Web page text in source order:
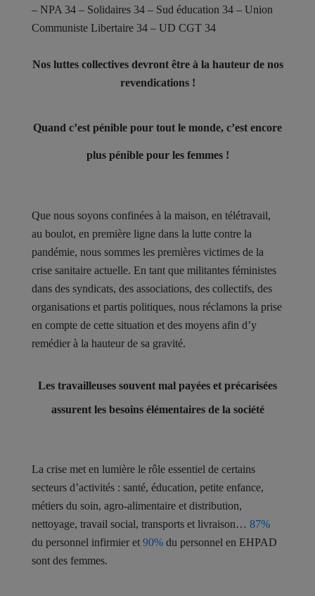
– NPA 34 – Solidaires 34 – Sud éducation 34 – Union
Communiste Libertaire 34 – UD CGT 34
Nos luttes collectives devront être à la hauteur de nos
revendications !
Quand c’est pénible pour tout le monde, c’est encore
plus pénible pour les femmes !
Que nous soyons confinées à la maison, en télétravail,
au boulot, en première ligne dans la lutte contre la
pandémie, nous sommes les premières victimes de la
crise sanitaire actuelle. En tant que militantes féministes
dans des syndicats, des associations, des collectifs, des
organisations et partis politiques, nous réclamons la prise
en compte de cette situation et des moyens afin d’y
remédier à la hauteur de sa gravité.
Les travailleuses souvent mal payées et précarisées
assurent les besoins élémentaires de la société
La crise met en lumière le rôle essentiel de certains
secteurs d’activités : santé, éducation, petite enfance,
métiers du soin, agro-alimentaire et distribution,
nettoyage, travail social, transports et livraison… 87%
du personnel infirmier et 90% du personnel en EHPAD
sont des femmes.